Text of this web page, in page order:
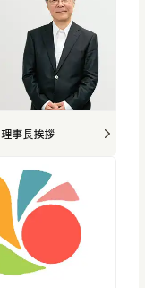
理事長挨拶